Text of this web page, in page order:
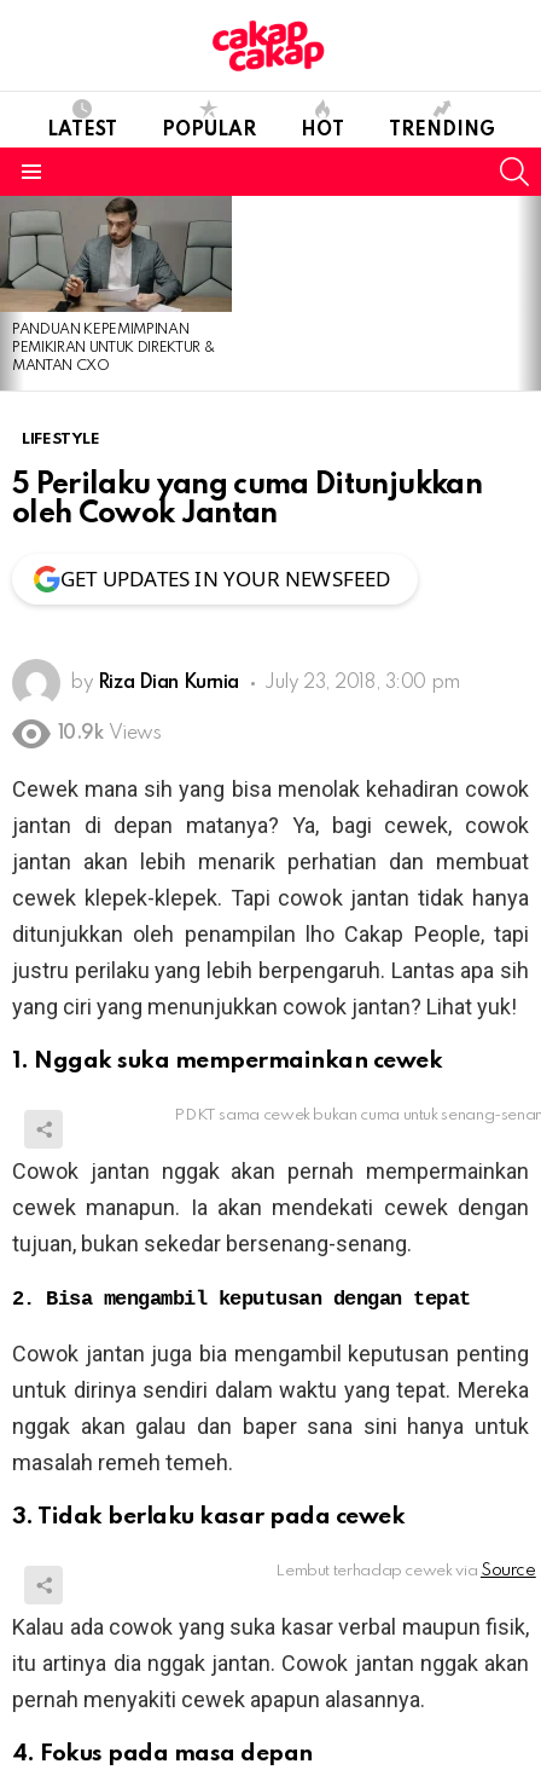
LATEST POPULAR HOT TRENDING
LATEST
STORIES
PANDUAN KEPEMIMPINAN
PEMIKIRAN UNTUK DIREKTUR &
MANTAN CXO
LIFESTYLE
5 Perilaku yang cuma Ditunjukkan
oleh Cowok Jantan
GET UPDATES IN YOUR NEWSFEED
by Riza Dian Kurnia July 23, 2018, 3:00 pm
10.9k Views
Cewek mana sih yang bisa menolak kehadiran cowok
jantan di depan matanya? Ya, bagi cewek, cowok
jantan akan lebih menarik perhatian dan membuat
cewek klepek-klepek. Tapi cowok jantan tidak hanya
ditunjukkan oleh penampilan lho Cakap People, tapi
justru perilaku yang lebih berpengaruh. Lantas apa sih
yang ciri yang menunjukkan cowok jantan? Lihat yuk!
1. Nggak suka mempermainkan cewek
PDKT sama cewek bukan cuma untuk senang-
Cowok jantan nggak akan pernah mempermainkan
cewek manapun. Ia akan mendekati cewek dengan
tujuan, bukan sekedar bersenang-senang.
2. Bisa mengambil keputusan dengan tepat
Cowok jantan juga bia mengambil keputusan penting
untuk dirinya sendiri dalam waktu yang tepat. Mereka
nggak akan galau dan baper sana sini hanya untuk
masalah remeh temeh.
3. Tidak berlaku kasar pada cewek
Lembut terhadap cewek via
Kalau ada cowok yang suka kasar verbal maupun fisik,
itu artinya dia nggak jantan. Cowok jantan nggak akan
pernah menyakiti cewek apapun alasannya.
4. Fokus pada masa depan